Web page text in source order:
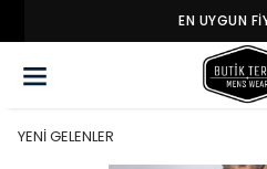
EN UYGUN
YENİ GELENLER